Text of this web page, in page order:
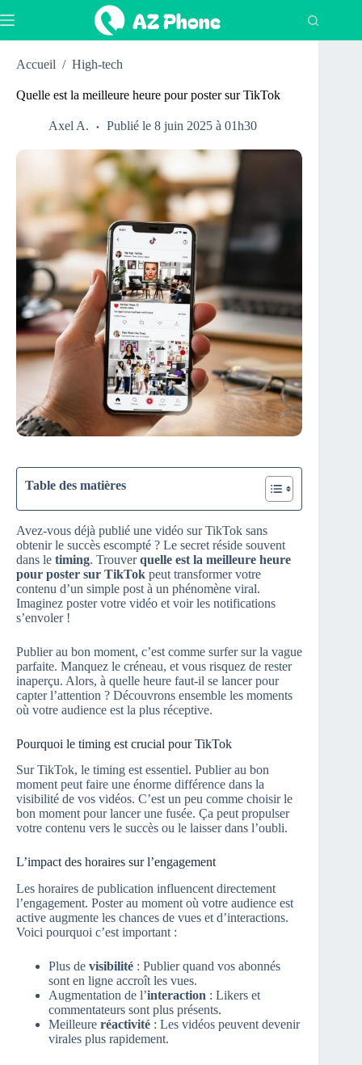
au
Accueil / High-tech
Quelle est la meilleure heure pour poster sur TikTok
Axel A. Publié le 8 juin 2025 à 01h30
Table des matières
Avez-vous déjà publié une vidéo sur TikTok sans
obtenir le succès escompté ? Le secret réside souvent
dans le timing. Trouverquelle est la meilleure heure
pour poster sur TikTok peut transformer votre
contenu d’un simple post à un phénomène viral.
Imaginez poster votre vidéo et voir les notifications
s’envoler !
Publier au bon moment, c’est comme surfer sur la vague
parfaite. Manquez le créneau, et vous risquez de rester
inaperçu. Alors, à quelle heure faut-il se lancer pour
capter l’attention ? Découvrons ensemble les moments
où votre audience est la plus réceptive.
Pourquoi le timing est crucial pour TikTok
Sur TikTok, le timing est essentiel. Publier au bon
moment peut faire une énorme différence dans la
visibilité de vos vidéos. C’est un peu comme choisir le
bon moment pour lancer une fusée. Ça peut propulser
votre contenu vers le succès ou le laisser dans l’oubli.
L’impact des horaires sur l’engagement
Les horaires de publication influencent directement
l’engagement. Poster au moment où votre audience est
active augmente les chances de vues et d’interactions.
Voici pourquoi c’est important :
Plus de visibilité : Publier quand vos abonnés
sont en ligne accroît les vues.
Augmentation de l’interaction : Likers et
commentateurs sont plus présents.
Meilleure réactivité : Les vidéos peuvent devenir
virales plus rapidement.